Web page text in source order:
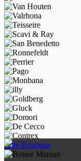
Café Boutique